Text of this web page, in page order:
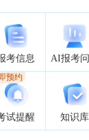
考信息 AI报考
试提醒
预约
知识库